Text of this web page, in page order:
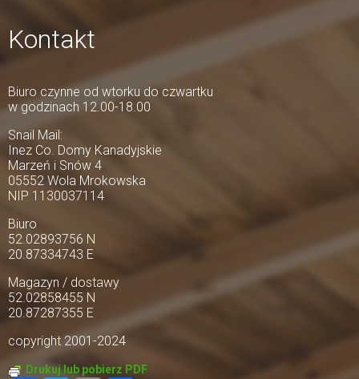
Kontakt
Biuro czynne od wtorku do czwartku
w godzinach 12.00-18.00
Snail Mail:
Inez Co. Domy Kanadyjskie
Marzeń i Snów 4
05552 Wola Mrokowska
NIP 1130037114
Biuro
52.02893756 N
20.87334743 E
Magazyn / dostawy
52.02858455 N
20.87287355 E
copyright 2001-2024
Drukuj lub pobierz PDF